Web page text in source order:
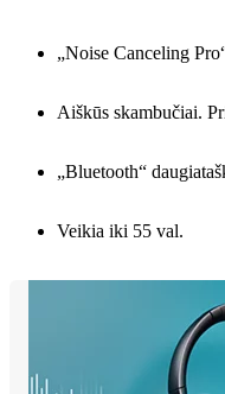
„Noise Canceling
Aiškūs skambučiai.
„Bluetooth“
Veikia iki 55 val.